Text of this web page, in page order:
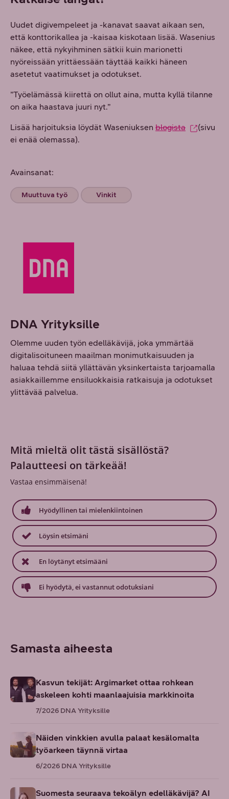
Uudet digivempeleet ja -kanavat saavat aikaan sen,
että konttorikallea ja -kaisaa kiskotaan lisää. Wasenius
näkee, että nykyihminen sätkii kuin marionetti
nyöreissään yrittäessään täyttää kaikki häneen
asetetut vaatimukset ja odotukset.
”Työelämässä kiirettä on ollut aina, mutta kyllä tilanne
on aika haastava juuri nyt.”
Lisää harjoituksia löydät Waseniuksen blogista
(sivu
ei enää olemassa).
Avainsanat:
Muuttuva työ Vinkit
DNA Yrityksille
Olemme uuden työn edelläkävijä, joka ymmärtää
digitalisoituneen maailman monimutkaisuuden ja
haluaa tehdä siitä yllättävän yksinkertaista tarjoamalla
asiakkaillemme ensiluokkaisia ratkaisuja ja odotukset
ylittävää palvelua.
Mitä mieltä olit tästä sisällöstä?
Palautteesi on tärkeää!
Vastaa ensimmäisenä!
Hyödyllinen tai mielenkiintoinen
Löysin etsimäni
En löytänyt etsimääni
Ei hyödytä, ei vastannut odotuksiani
Samasta aiheesta
Kasvun tekijät: Argimarket ottaa rohkean
askeleen kohti maanlaajuisia markkinoita
7/2026 DNA Yrityksille
Näiden vinkkien avulla palaat kesälomalta
työarkeen täynnä virtaa
6/2026 DNA Yrityksille
Suomesta seuraava tekoälyn edelläkävijä? AI